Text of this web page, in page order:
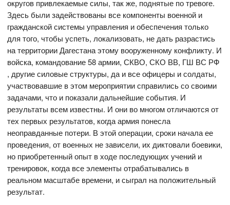
округов привлекаемые силы, так же, поднятые по тревоге.
Здесь были задействованы все компоненты военной и
гражданской системы управления и обеспечения только
для того, чтобы успеть, локализовать, не дать разрастись
на территории Дагестана этому вооруженному конфликту. И
войска, командование 58 армии, СКВО, СКО ВВ, ГШ ВС РФ
, другие силовые структуры, да и все офицеры и солдаты,
участвовавшие в этом мероприятии справились со своими
задачами, что и показали дальнейшие события. И
результаты всем известны. И они во многом отличаются от
тех первых результатов, когда армия понесла
неоправданные потери. В этой операции, сроки начала ее
проведения, от военных не зависели, их диктовали боевики,
но приобретенный опыт в ходе последующих учений и
тренировок, когда все элементы отрабатывались в
реальном масштабе времени, и сыграл на положительный
результат.